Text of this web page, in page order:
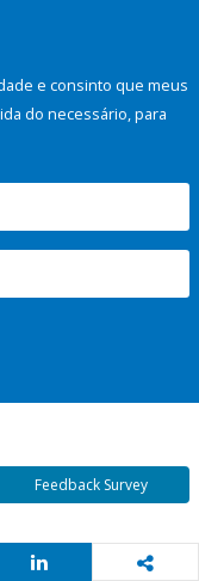
e consinto que meus
do necessário, para
Feedback Survey